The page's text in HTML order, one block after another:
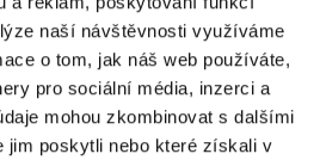
naší návštěvnosti využíváme
o tom, jak náš web používáte,
pro sociální média, inzerci a
mohou zkombinovat s dalšími
jim poskytli nebo které získali v
na terase s nádherným
květiny a rostliny a zase
vše nám ukázala, popsala užití,
muže ochutnávka rumů v pohodové
jak z počátků minulého století.–